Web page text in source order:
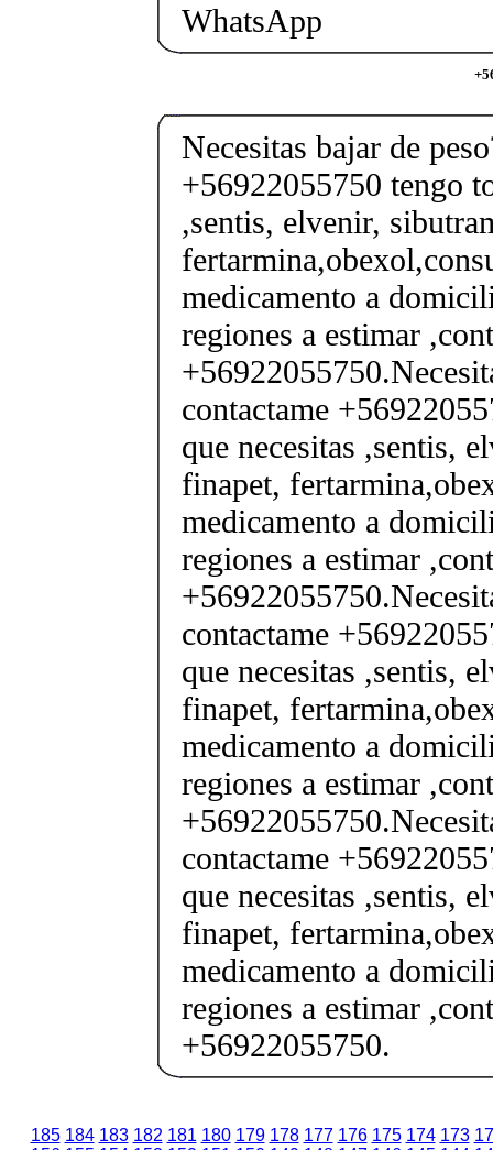
WhatsApp
Necesitas bajar de
+56922055750 tengo
,sentis, elvenir,
medicamento a
regiones a estimar
contactame
que necesitas ,sentis,
finapet,
medicamento a
regiones a estimar
contactame
que necesitas ,sentis,
finapet,
medicamento a
regiones a estimar
contactame
que necesitas ,sentis,
finapet,
medicamento a
regiones a estimar
+56922055750.
185 184 183 182 181 180 179 178 177 176 175 174 173